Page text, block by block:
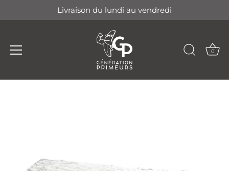
Livraison du lundi au vendredi
0